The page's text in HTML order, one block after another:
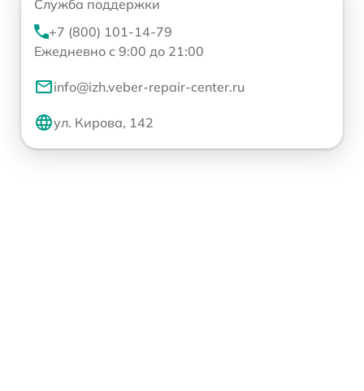
Служба поддержки
+7 (800) 101-14-79
Ежедневно с 9:00 до 21:00
info@izh.veber-repair-center.ru
ул. Кирова, 142